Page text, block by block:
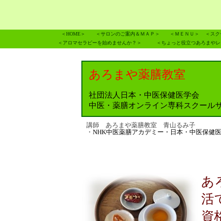
＜HOME＞ ＜サロンのご案内＆ＭＡＰ＞ ＜ＭＥＮＵ＞
＜ス
＜アロマセラピーを始めませんか？＞
＜ちょっと役立つあろまや
あろまや薬膳教室
社団法人日本・中医保健医学会
中医・薬膳オンライン専科スクール
講師 あろまや薬膳教室 青山るみ子
・ NHK中医薬膳アカデミー・日本・中医保健
あ
活
資